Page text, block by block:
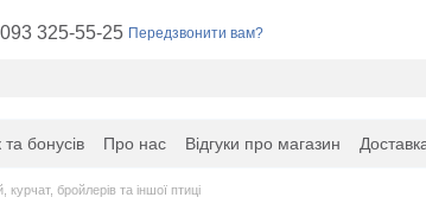
093 325-55-25 Передзвонити вам?
бонусів Про нас Відгуки про магазин
курчат, бройлерів та іншої птиці